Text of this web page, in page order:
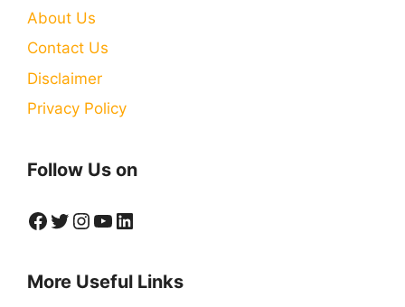
About Us
Contact Us
Disclaimer
Privacy Policy
Follow Us on
Facebook
Twitter
Instagram
YouTube
LinkedIn
More Useful Links